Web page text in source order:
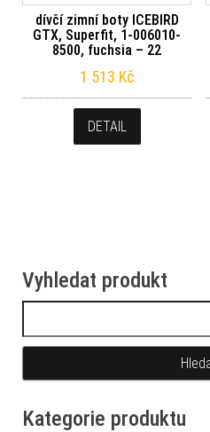
dívčí zimní boty ICEBIRD
GTX, Superfit, 1-006010-
8500, fuchsia – 22
1 513 Kč
DETAIL
Vyhledat produkt
Kategorie produktu